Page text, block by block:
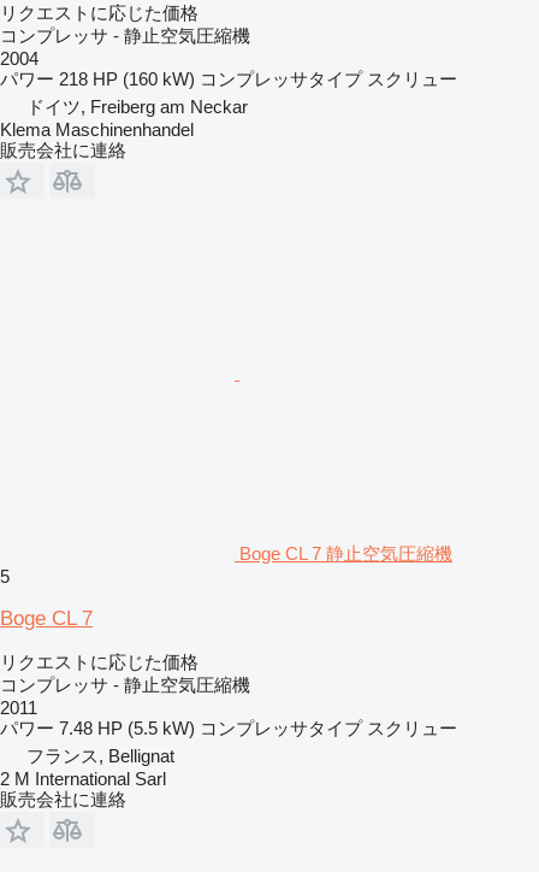
リクエストに応じた価格
コンプレッサ - 静止空気圧縮機
2004
パワー 218 HP (160 kW) コンプレッサタイプ スクリュー
ドイツ, Freiberg am Neckar
Klema Maschinenhandel
販売会社に連絡
Boge CL 7 静止空気圧縮機
5
Boge CL 7
リクエストに応じた価格
コンプレッサ - 静止空気圧縮機
2011
パワー 7.48 HP (5.5 kW) コンプレッサタイプ スクリュー
フランス, Bellignat
2 M International Sarl
販売会社に連絡